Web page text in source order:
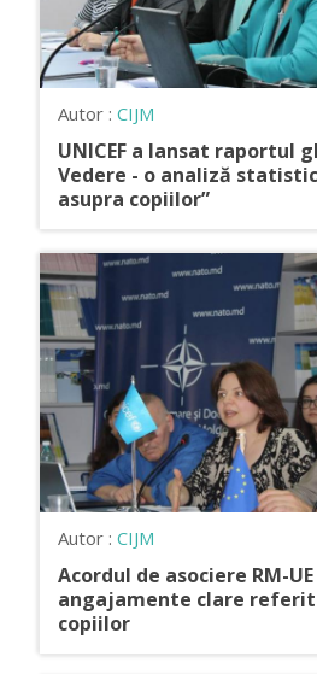
Autor : CIJM
UNICEF a lansat raportul
Vedere - o analiză
asupra copiilor”
Autor : CIJM
Acordul de asociere RM-
angajamente clare
copiilor